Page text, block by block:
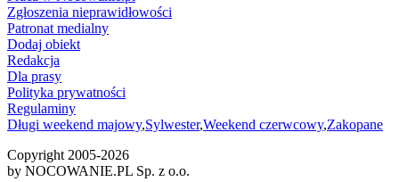
Zgłoszenia nieprawidłowości
Patronat medialny
Dodaj obiekt
Redakcja
Dla prasy
Polityka prywatności
Regulaminy
Długi weekend majowy,Sylwester,Weekend czerwcowy,Zakopane
Copyright 2005-2026
by NOCOWANIE.PL Sp. z o.o.